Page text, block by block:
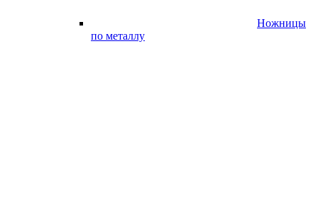
Ножницы
по металлу